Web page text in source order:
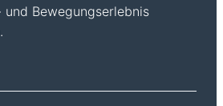
und Bewegungserlebnis